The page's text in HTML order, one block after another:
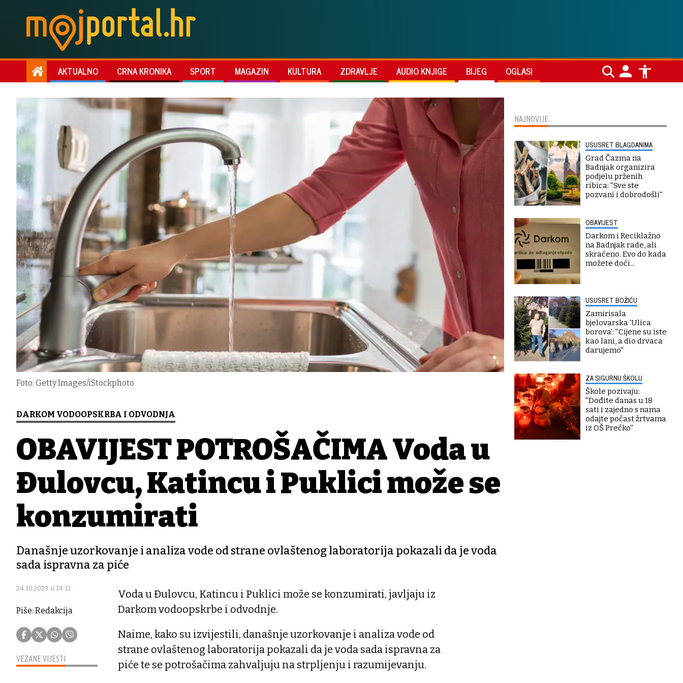
AKTUALNO CRNA KRONIKA SPORT MAGAZIN KULTURA ZDRAVLJE AUDIO KNJIGE BIJEG OGLASI
Foto: Getty Images/iStockphoto
DARKOM VODOOPSKRBA I ODVODNJA
OBAVIJEST POTROŠAČIMA Voda u
Đulovcu, Katincu i Puklici može se
konzumirati
Današnje uzorkovanje i analiza vode od strane ovlaštenog laboratorija pokazali da je voda
sada ispravna za piće
24.10.2023. u 14:11
Piše: Redakcija
VEZANE VIJESTI
Voda u Đulovcu, Katincu i Puklici može se konzumirati, javljaju iz
Darkom vodoopskrbe i odvodnje.
Naime, kako su izvijestili, današnje uzorkovanje i analiza vode od
strane ovlaštenog laboratorija pokazali da je voda sada ispravna za
piće te se potrošačima zahvaljuju na strpljenju i razumijevanju.
NAJNOVIJE
USUSRET BLAGDANIMA
Grad Čazma na
Badnjak organizira
podjelu prženih
ribica: ''Sve ste
pozvani i dobrodošli''
OBAVIJEST
Darkom i Reciklažno
na Badnjak rade, ali
skraćeno. Evo do kada
možete doći...
USUSRET BOŽIĆU
Zamirisala
bjelovarska 'Ulica
borova': ''Cijene su iste
kao lani, a dio drvaca
darujemo''
ZA SIGURNU ŠKOLU
Škole pozivaju:
''Dođite danas u 18
sati i zajedno s nama
odajte počast žrtvama
iz OŠ Prečko''